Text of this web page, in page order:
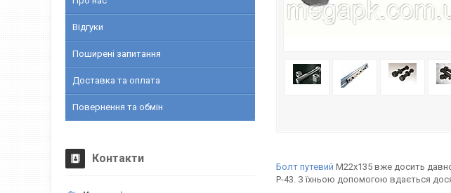
Болт путевий М22х135 вже досить
Р-43. З їхньою допомогою вдається
Відгуки
Поширені запитання
Доставка та оплата
Повернення та обмін
Контакти